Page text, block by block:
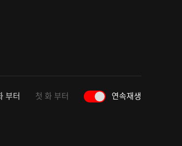
부터 첫 화 부터 연속재생